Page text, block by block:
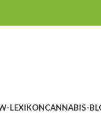
LEXIKONCANNABIS-